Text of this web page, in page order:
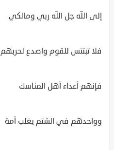
إلى اللّه جل اللّه ربي ومالكي
فلا تبتئس للقوم واصدع لحربهم
فإنهم أعداء أهل المناسك
وواحدهم في الشتم يغلب أمة